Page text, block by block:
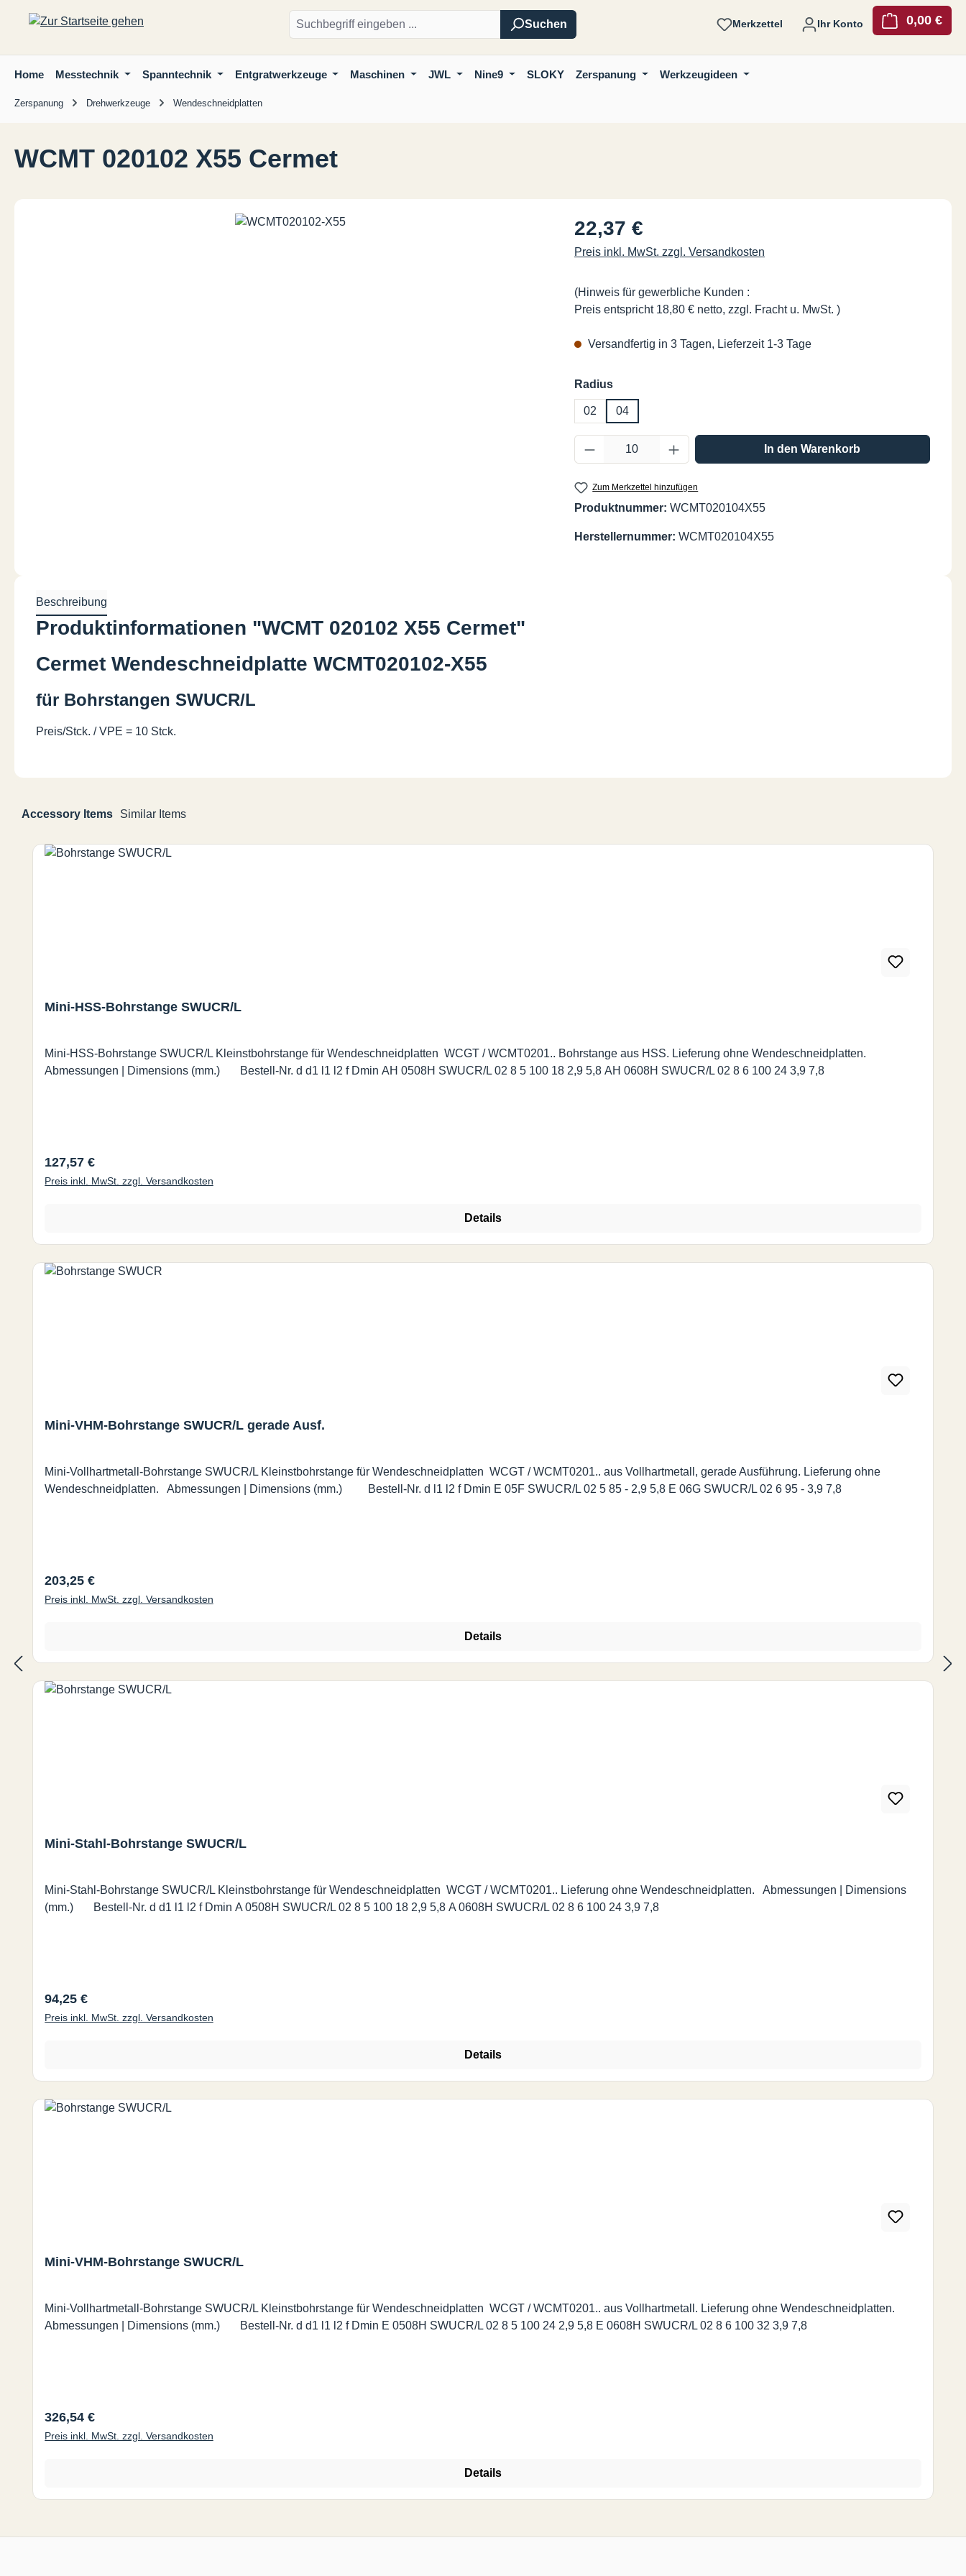
Hauptinhalt springen
Zur Suche springen
Zur Hauptnavigation springen
Suchen Merkzettel Ihr Konto 0,00 €
Home Messtechnik Spanntechnik Entgratwerkzeuge Maschinen JWL Nine9 SLOKY Zerspanung Werkzeugideen
Zerspanung Drehwerkzeuge Wendeschneidplatten
WCMT 020102 X55 Cermet
Regulärer Preis:
22,37 €
Preis inkl. MwSt. zzgl. Versandkosten
(Hinweis für gewerbliche Kunden :
Preis entspricht 18,80 € netto, zzgl. Fracht u. MwSt. )
Versandfertig in 3 Tagen, Lieferzeit 1-3 Tage
Radiusauswählen
02 04
Produkt Anzahl: Gib den gewünschten Wert ein
In den Warenkorb
Zum Merkzettel hinzufügen
Produktnummer: WCMT020104X55
Herstellernummer: WCMT020104X55
Beschreibung
Produktinformationen "WCMT 020102 X55 Cermet"
Cermet Wendeschneidplatte WCMT020102-X55
für Bohrstangen SWUCR/L
Preis/Stck. / VPE = 10 Stck.
Accessory Items
Similar Items
Mini-HSS-Bohrstange SWUCR/L
Mini-HSS-Bohrstange SWUCR/L Kleinstbohrstange für Wendeschneidplatten WCGT / WCMT0201.. Bohrstange aus HSS. Lieferung ohne Wendeschneidplatten.
Abmessungen | Dimensions (mm.) Bestell-Nr. d d1 l1 l2 f Dmin AH 0508H SWUCR/L 02 8 5 100 18 2,9 5,8 AH 0608H SWUCR/L 02 8 6 100 24 3,9 7,8
Regulärer Preis:
127,57 €
Preis inkl. MwSt. zzgl. Versandkosten
Details
Mini-VHM-Bohrstange SWUCR/L gerade Ausf.
Mini-Vollhartmetall-Bohrstange SWUCR/L Kleinstbohrstange für Wendeschneidplatten WCGT / WCMT0201.. aus Vollhartmetall, gerade Ausführung. Lieferung ohne
Wendeschneidplatten. Abmessungen | Dimensions (mm.) Bestell-Nr. d l1 l2 f Dmin E 05F SWUCR/L 02 5 85 - 2,9 5,8 E 06G SWUCR/L 02 6 95 - 3,9 7,8
Regulärer Preis:
203,25 €
Preis inkl. MwSt. zzgl. Versandkosten
Details
Mini-Stahl-Bohrstange SWUCR/L
Mini-Stahl-Bohrstange SWUCR/L Kleinstbohrstange für Wendeschneidplatten WCGT / WCMT0201.. Lieferung ohne Wendeschneidplatten. Abmessungen | Dimensions
(mm.) Bestell-Nr. d d1 l1 l2 f Dmin A 0508H SWUCR/L 02 8 5 100 18 2,9 5,8 A 0608H SWUCR/L 02 8 6 100 24 3,9 7,8
Regulärer Preis:
94,25 €
Preis inkl. MwSt. zzgl. Versandkosten
Details
Mini-VHM-Bohrstange SWUCR/L
Mini-Vollhartmetall-Bohrstange SWUCR/L Kleinstbohrstange für Wendeschneidplatten WCGT / WCMT0201.. aus Vollhartmetall. Lieferung ohne Wendeschneidplatten.
Abmessungen | Dimensions (mm.) Bestell-Nr. d d1 l1 l2 f Dmin E 0508H SWUCR/L 02 8 5 100 24 2,9 5,8 E 0608H SWUCR/L 02 8 6 100 32 3,9 7,8
Regulärer Preis:
326,54 €
Preis inkl. MwSt. zzgl. Versandkosten
Details